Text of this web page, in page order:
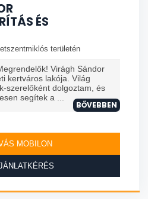
ÉS
területén
Virágh Sándor
kertváros lakója. Világ
szerelőként dolgoztam, és
segítek a ...
BŐVEBBEN
MOBILON